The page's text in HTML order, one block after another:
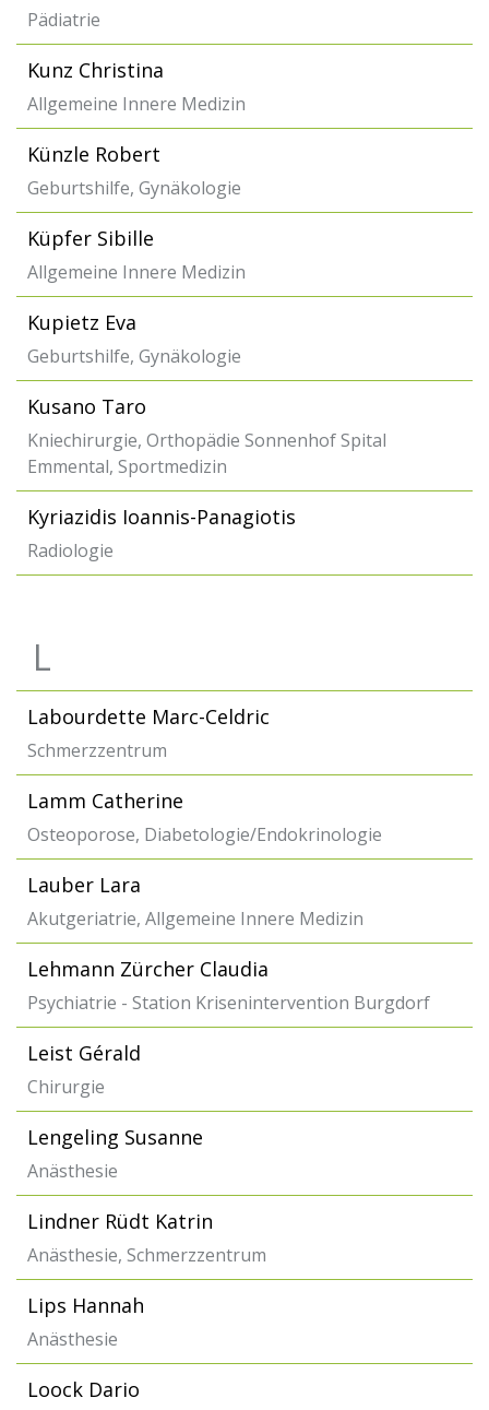
Pädiatrie
Kunz Christina
Allgemeine Innere Medizin
Künzle Robert
Geburtshilfe, Gynäkologie
Küpfer Sibille
Allgemeine Innere Medizin
Kupietz Eva
Geburtshilfe, Gynäkologie
Kusano Taro
Kniechirurgie, Orthopädie Sonnenhof Spital
Emmental, Sportmedizin
Kyriazidis Ioannis-Panagiotis
Radiologie
L
Labourdette Marc-Celdric
Schmerzzentrum
Lamm Catherine
Osteoporose, Diabetologie/Endokrinologie
Lauber Lara
Akutgeriatrie, Allgemeine Innere Medizin
Lehmann Zürcher Claudia
Psychiatrie - Station Krisenintervention Burgdorf
Leist Gérald
Chirurgie
Lengeling Susanne
Anästhesie
Lindner Rüdt Katrin
Anästhesie, Schmerzzentrum
Lips Hannah
Anästhesie
Loock Dario